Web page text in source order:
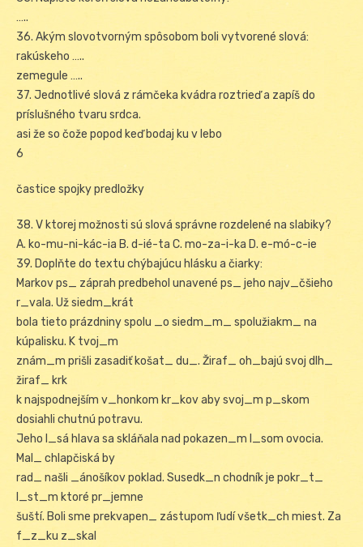
…..
36. Akým slovotvorným spôsobom boli vytvorené slová:
rakúskeho …..
zemegule …..
37. Jednotlivé slová z rámčeka kvádra roztrieď a zapíš do
príslušného tvaru srdca.
asi že so čože popod keď bodaj ku v lebo
6
častice spojky predložky
38. V ktorej možnosti sú slová správne rozdelené na slabiky?
A. ko-mu-ni-kác-ia B. d-ié-ta C. mo-za-i-ka D. e-mó-c-ie
39. Doplňte do textu chýbajúcu hlásku a čiarky:
Markov ps_ záprah predbehol unavené ps_ jeho najv_čšieho
r_vala. Už siedm_krát
bola tieto prázdniny spolu _o siedm_m_ spolužiakm_ na
kúpalisku. K tvoj_m
znám_m prišli zasadiť košat_ du_. Žiraf_ oh_bajú svoj dlh_
žiraf_ krk
k najspodnejším v_honkom kr_kov aby svoj_m p_skom
dosiahli chutnú potravu.
Jeho l_sá hlava sa skláňala nad pokazen_m l_som ovocia.
Mal_ chlapčiská by
rad_ našli _ánošíkov poklad. Susedk_n chodník je pokr_t_
l_st_m ktoré pr_jemne
šuští. Boli sme prekvapen_ zástupom ľudí všetk_ch miest. Za
f_z_ku z_skal